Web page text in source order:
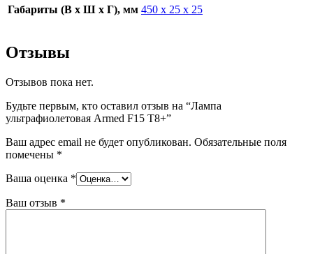
Габариты (В х Ш х Г), мм 450 х 25 х 25
Отзывы
Отзывов пока нет.
Будьте первым, кто оставил отзыв на “Лампа
ультрафиолетовая Armed F15 T8+”
Ваш адрес email не будет опубликован. Обязательные поля
помечены *
Ваша оценка *
Ваш отзыв *